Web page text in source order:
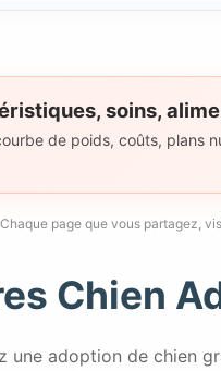
soins,
de poids, coûts, plans
Chaque page que vous partagez,
Chien
une adoption de chien